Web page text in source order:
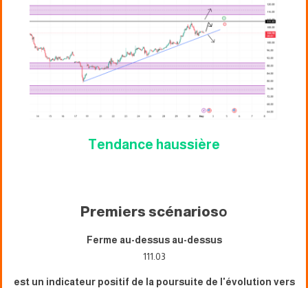
Tendance haussière
Premiers scénarioso
Ferme au-dessus au-dessus
111.03
est un indicateur positif de la poursuite de l'évolution vers